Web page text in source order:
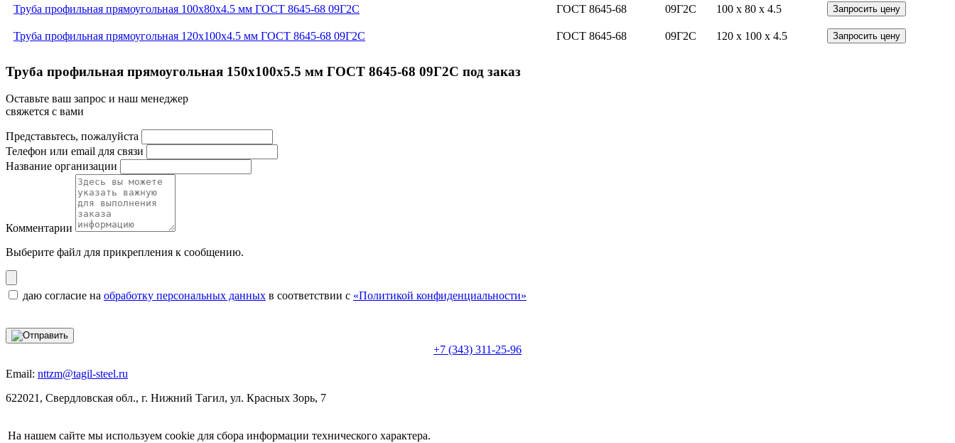
Труба профильная прямоугольная 100x80x4.5 мм ГОСТ 8645-68 09Г2С ГОСТ 8645-68 09Г2С 100 x 80 x 4.5 Запросить цену
Труба профильная прямоугольная 120x100x4.5 мм ГОСТ 8645-68 09Г2С ГОСТ 8645-68 09Г2С 120 x 100 x 4.5 Запросить цену
Труба профильная прямоугольная 150x100x5.5 мм ГОСТ 8645-68 09Г2С под заказ
Оставьте ваш запрос и наш менеджер
свяжется с вами
Представьтесь, пожалуйста
Телефон или email для связи
Название организации
Комментарии
Выберите файл для прикрепления к сообщению.
даю согласие на обработку персональных данных в соответствии с «Политикой конфиденциальности»
+7 (343) 311-25-96
Email: nttzm@tagil-steel.ru
622021, Свердловская обл., г. Нижний Тагил, ул. Красных Зорь, 7
На нашем сайте мы используем cookie для сбора информации технического характера.